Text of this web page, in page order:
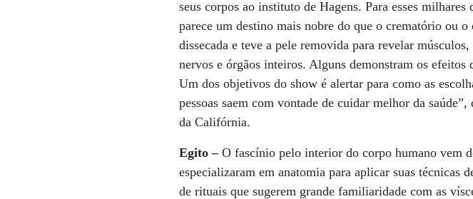
seus corpos ao instituto de Hagens. Para esses
parece um destino mais nobre do que o crematório ou
dissecada e teve a pele removida para revelar músculos,
nervos e órgãos inteiros. Alguns demonstram os efeitos
Um dos objetivos do show é alertar para como as
pessoas saem com vontade de cuidar melhor da
da Califórnia.
Egito –O fascínio pelo interior do corpo humano vem
especializaram em anatomia para aplicar suas
de rituais que sugerem grande familiaridade com as